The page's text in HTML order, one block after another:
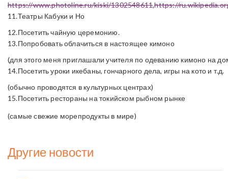
https://www.photoline.ru/kiski/1302548611,https://
11.Театры Кабуки и Но
12.Посетить чайную церемонию.
13.Попробовать облачиться в настоящее кимоно
(для этого меня приглашали учителя по одеванию кимоно на
14.Посетить уроки икебаны, гончарного дела, игры на кото и т.д.
(обычно проводятся в культурных центрах)
15.Посетить рестораны на токийском рыбном рынке
(самые свежие морепродукты в мире)
Другие новости